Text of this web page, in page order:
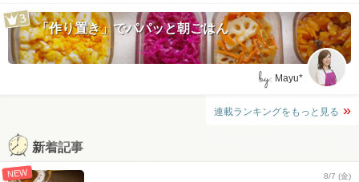
「作り置き」でパパッと朝ごはん
by: Mayu*
連載ランキングをもっと見る
新着記事
NEW 8/7 (金)